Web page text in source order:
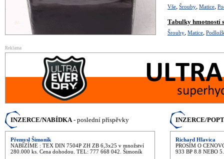
Vše, Šrouby, Matice,
Tabulky hmotností
Šrouby, Matice,
Reklama
INZERCE/NABÍDKA- poslední příspěvky
Přemysl Šimoník
NABÍZÍME : TEX DIN 7504P ZH ZB 6,3x25 v množství
280.000 ks. Cena dohodou. TEL: 777 668 042. Šimoník
INZERCE/
Richard Hlavica
PROSÍM O
933 BP 8.8 NEBO